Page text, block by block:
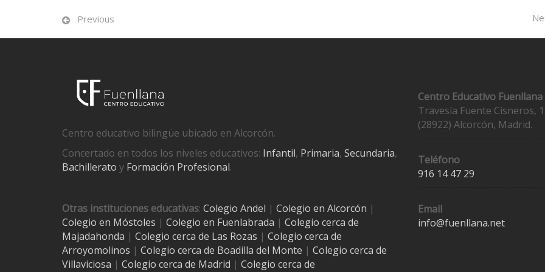
Previous
Centro educativo bilingüe ubicado en Alcorcón.
Concertado en todos los niveles educativos: Infantil, Primaria, Secundaria,
Bachillerato y Formación Profesional.
Otras instituciones educativas: Colegio Andel | Colegio en Alcorcón |
Colegio en Móstoles | Colegio en Fuenlabrada | Colegio cerca de
Majadahonda | Colegio cerca de Las Rozas | Colegio cerca de
Arroyomolinos | Colegio cerca de Boadilla del Monte | Colegio cerca de
Villaviciosa | Colegio cerca de Madrid | Colegio cerca de
Centro Educativo Fuenllana
Travesía Fuente Cisneros,
(28922) Alcorcón, Madrid.
Teléfono
916 14 47 29
Email
info@fuenllana.net